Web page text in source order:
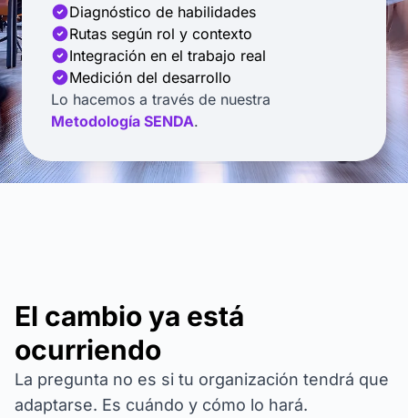
Diagnóstico de habilidades
Rutas según rol y contexto
Integración en el trabajo real
Medición del desarrollo
Lo hacemos a través de nuestra
Metodología SENDA.
El cambio ya está
ocurriendo
La pregunta no es si tu organización tendrá que
adaptarse. Es cuándo y cómo lo hará.